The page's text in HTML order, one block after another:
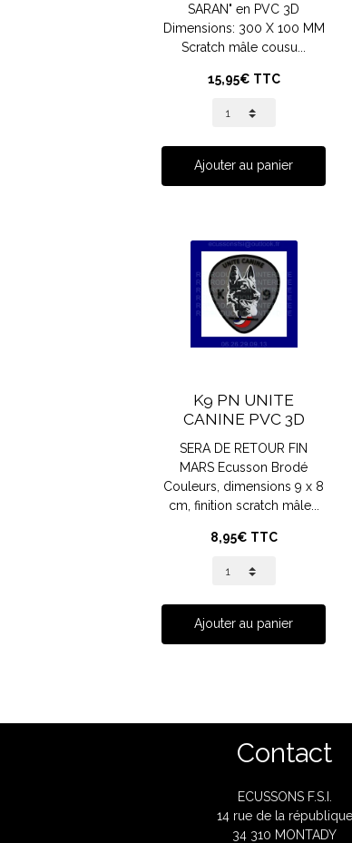
SARAN" en PVC 3D
Dimensions: 300 X 100 MM
Scratch mâle cousu...
15,95€ TTC
Ajouter au panier
K9 PN UNITE
CANINE PVC 3D
SERA DE RETOUR FIN
MARS Ecusson Brodé
Couleurs, dimensions 9 x 8
cm, finition scratch mâle...
8,95€ TTC
Ajouter au panier
Contact
ECUSSONS F.S.I.
14 rue de la république
34 310 MONTADY